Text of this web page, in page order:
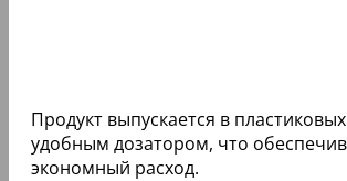
Продукт выпускается в
удобным дозатором, что
экономный расход.